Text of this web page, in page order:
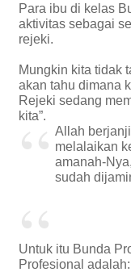
Para ibu di kelas
aktivitas sebagai
rejeki.
Mungkin kita tidak
akan tahu dimana
Rejeki sedang
kita”.
Allah
melalaikan
amanah-
sudah
Untuk itu Bunda
Profesional adalah: